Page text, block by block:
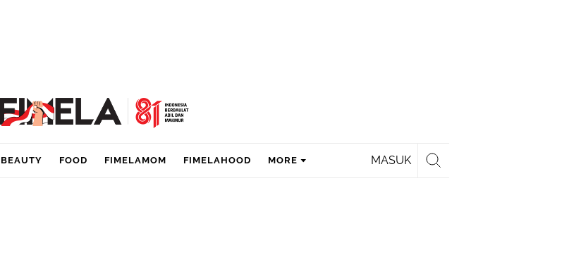
MASUK
BEAUTY FOOD FIMELAMOM FIMELAHOOD MORE